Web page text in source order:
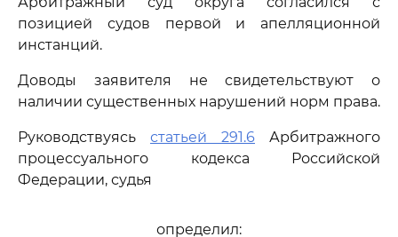
позицией судов первой и апелляционной
инстанций.
Доводы заявителя не свидетельствуют о
наличии существенных нарушений норм права.
Руководствуясь статьей 291.6 Арбитражного
процессуального кодекса Российской
Федерации, судья
определил: